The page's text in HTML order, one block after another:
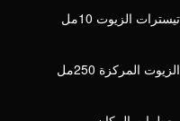
تيسترات الزيوت 10مل
الزيوت المركزة 250مل